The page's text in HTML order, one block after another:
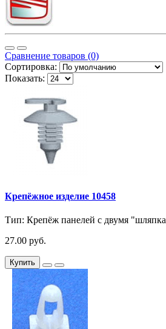
Сравнение товаров (0)
Сортировка:
Показать:
Крепёжное изделие 10458
Тип: Крепёж панелей с двумя
27.00 руб.
Купить